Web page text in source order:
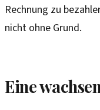
Rechnung zu
nicht ohne Grund.
Eine